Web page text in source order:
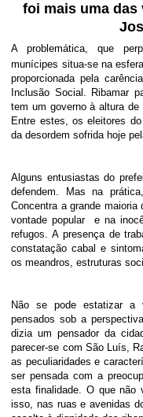
foi mais uma das
A problemática, que
munícipes situa-se na
proporcionada pela
Inclusão Social. Ribamar
tem um governo à altura
Entre estes, os eleitores
da desordem sofrida hoje
Alguns entusiastas do
defendem. Mas na
Concentra a grande
vontade popular e na
refugos. A presença de
constatação cabal e
os meandros, estruturas
Não se pode estatizar a
pensados sob a
dizia um pensador da
parecer-se com São Luís,
as peculiaridades e
ser pensada com a
esta finalidade. O que não
isso, nas ruas e avenidas